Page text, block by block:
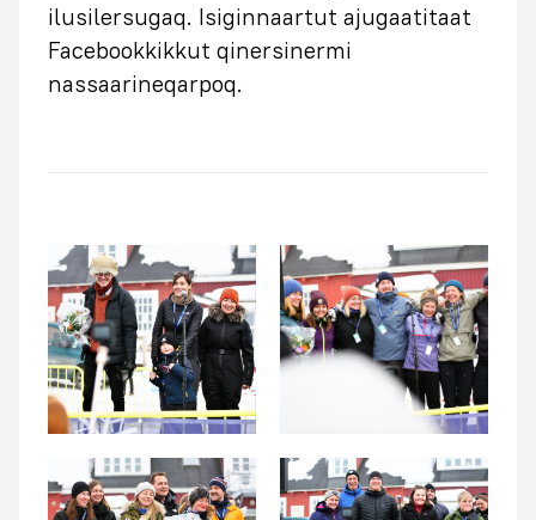
ilusilersugaq. Isiginnaartut ajugaatitaat
Facebookkikkut qinersinermi
nassaarineqarpoq.